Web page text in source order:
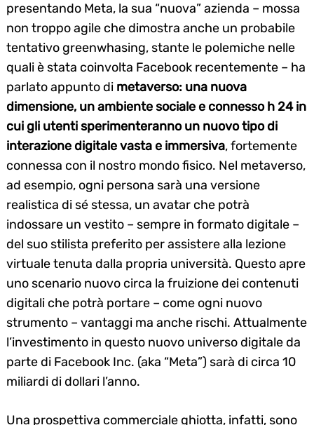
presentando Meta, la sua “nuova” azienda – mossa
non troppo agile che dimostra anche un probabile
tentativo greenwhasing, stante le polemiche nelle
quali è stata coinvolta Facebook recentemente – ha
parlato appunto di metaverso: una nuova
dimensione, un ambiente sociale e connesso h 24 in
cui gli utenti sperimenteranno un nuovo tipo di
interazione digitale vasta e immersiva, fortemente
connessa con il nostro mondo fisico. Nel metaverso,
ad esempio, ogni persona sarà una versione
realistica di sé stessa, un avatar che potrà
indossare un vestito – sempre in formato digitale –
del suo stilista preferito per assistere alla lezione
virtuale tenuta dalla propria università. Questo apre
uno scenario nuovo circa la fruizione dei contenuti
digitali che potrà portare – come ogni nuovo
strumento – vantaggi ma anche rischi. Attualmente
l’investimento in questo nuovo universo digitale da
parte di Facebook Inc. (aka “Meta”) sarà di circa 10
miliardi di dollari l’anno.
Una prospettiva commerciale ghiotta, infatti, sono